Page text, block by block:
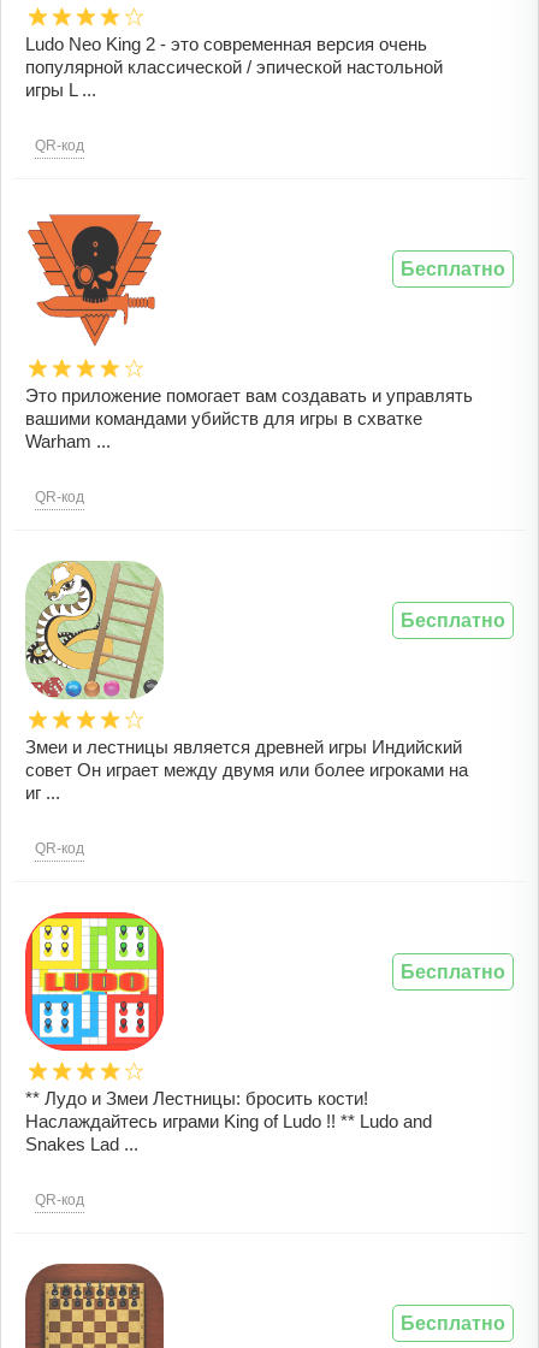
Ludo Neo King 2 - это современная версия очень
популярной классической / эпической настольной
игры L ...
QR-код
Это приложение помогает вам создавать и управлять
вашими командами убийств для игры в схватке
Warham ...
QR-код
Бесплатно
Змеи и лестницы является древней игры Индийский
совет Он играет между двумя или более игроками на
иг ...
QR-код
Бесплатно
** Лудо и Змеи Лестницы: бросить кости!
Наслаждайтесь играми King of Ludo !! ** Ludo and
Snakes Lad ...
QR-код
Бесплатно
Бесплатно